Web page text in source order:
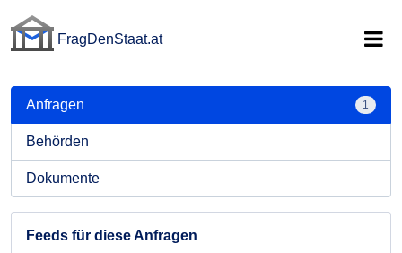
FragDenStaat.at
Anfragen 1
Behörden
Dokumente
Feeds für diese Anfragen